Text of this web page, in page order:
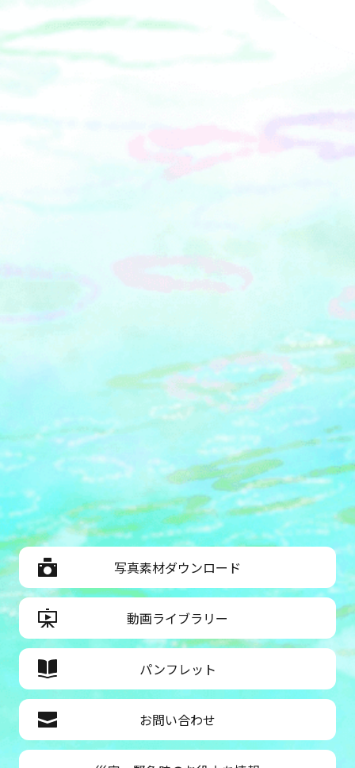
写真素材ダウンロード
動画ライブラリー
パンフレット
お問い合わせ